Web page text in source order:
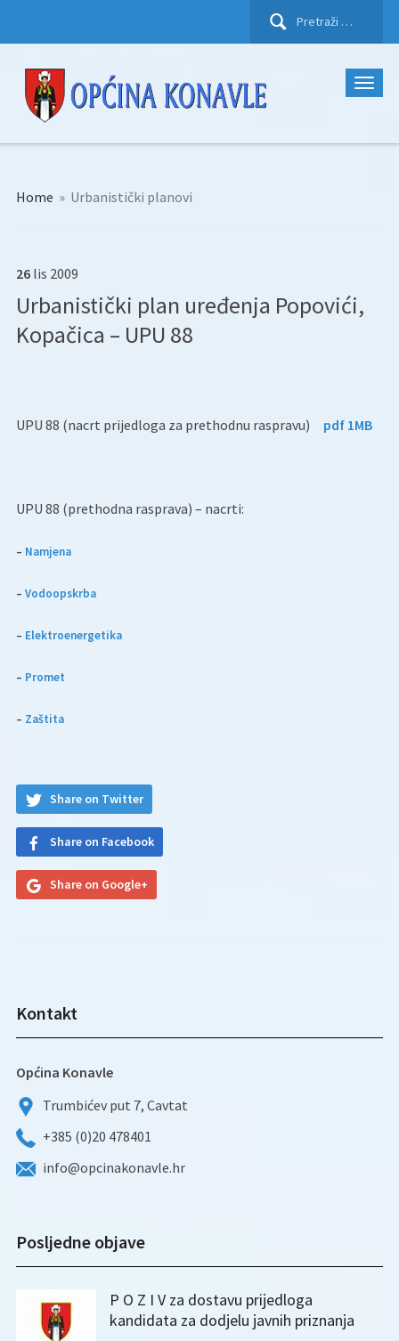
Pretraži:
Home » Urbanistički planovi
26 lis 2009
Urbanistički plan uređenja Popovići,
Kopačica – UPU 88
UPU 88 (nacrt prijedloga za prethodnu raspravu) pdf 1MB
UPU 88 (prethodna rasprava) – nacrti:
– Namjena
– Vodoopskrba
– Elektroenergetika
– Promet
– Zaštita
Share on Twitter
Share on Facebook
Share on Google+
Kontakt
Općina Konavle
Trumbićev put 7, Cavtat
+385 (0)20 478401
info@opcinakonavle.hr
Posljedne objave
P O Z I V za dostavu prijedloga
kandidata za dodjelu javnih priznanja